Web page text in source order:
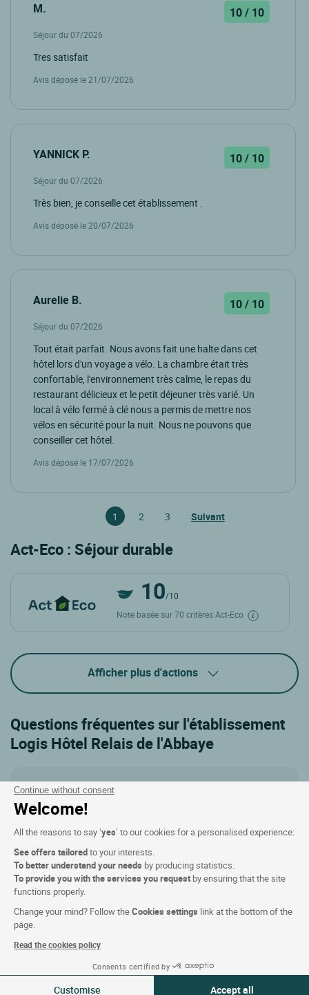
Continue without consent
Welcome!
All the reasons to say ‘yes’ to our cookies for a personalised experience:
See offers tailoredto your interests.
To better understand your needs by producing statistics.
To provide you with the services you request by ensuring that the site
functions properly.
Change your mind? Follow theCookies settings link at the bottom of the
page.
Read the cookies policy
Consents certified by
Customise Accept all
18-19 Mai 2026
1 voyageur | 1 chambre
M. 10 / 10
Séjour du 07/2026
Tres satisfait
Avis déposé le 21/07/2026
YANNICK P. 10 / 10
Séjour du 07/2026
Très bien, je conseille cet établissement .
Avis déposé le 20/07/2026
Aurelie B. 10 / 10
Séjour du 07/2026
Tout était parfait. Nous avons fait une halte dans cet
hôtel lors d'un voyage a vélo. La chambre était très
confortable, l'environnement très calme, le repas du
restaurant délicieux et le petit déjeuner très varié. Un
local à vélo fermé à clé nous a permis de mettre nos
vélos en sécurité pour la nuit. Nous ne pouvons que
conseiller cet hôtel.
Avis déposé le 17/07/2026
1 2 3 Suivant
Act-Eco : Séjour durable
10/10
Note basée sur 70 critères Act-Eco
Afficher plus d'actions
Questions fréquentes sur l'établissement
Logis Hôtel Relais de l'Abbaye
L'établissement Logis Hôtel Relais de l'Abbaye
dispose-t-il d'un restaurant sur place ?
Quels hébergements puis-je réserver à
l'établissement Logis Hôtel Relais de l'Abbaye ?
Quel est le tarif d'un séjour à l'établissement Logis
Hôtel Relais de l'Abbaye ?
Puis-je garer une voiture à l'établissement Logis